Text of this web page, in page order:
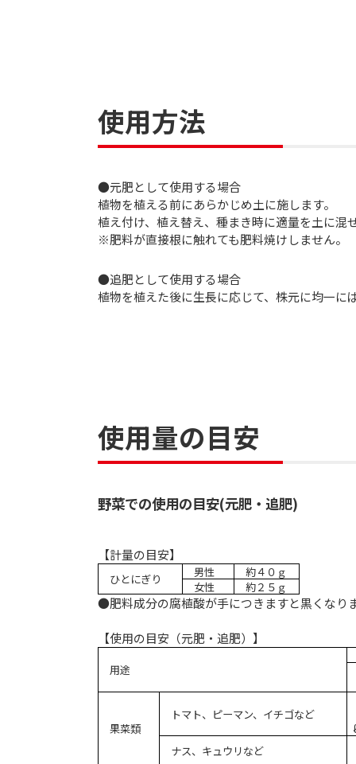
使用方法
●元肥として使用する場合
植物を植える前にあらかじめ土に施します。
植え付け、植え替え、種まき時に適量を土に混
※肥料が直接根に触れても肥料焼けしません。
●追肥として使用する場合
植物を植えた後に生長に応じて、株元に均一に
使用量の目安
野菜での使用の目安(元肥・追肥)
【計量の目安】
ひとにぎり 男性
約４０ｇ
女性
約２５ｇ
●肥料成分の腐植酸が手につきますと黒くなり
【使用の目安（元肥・追肥）】
用途
果菜類
トマト、ピーマン、イチゴなど
ナス、キュウリなど